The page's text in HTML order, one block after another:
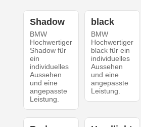
Shadow
BMW
Hochwertiger
Shadow für
ein
individuelles
Aussehen
und eine
angepasste
Leistung.
black
BMW
Hochwertiger
black für ein
individuelles
Aussehen
und eine
angepasste
Leistung.